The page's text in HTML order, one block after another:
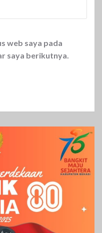
web saya pada
saya berikutnya.